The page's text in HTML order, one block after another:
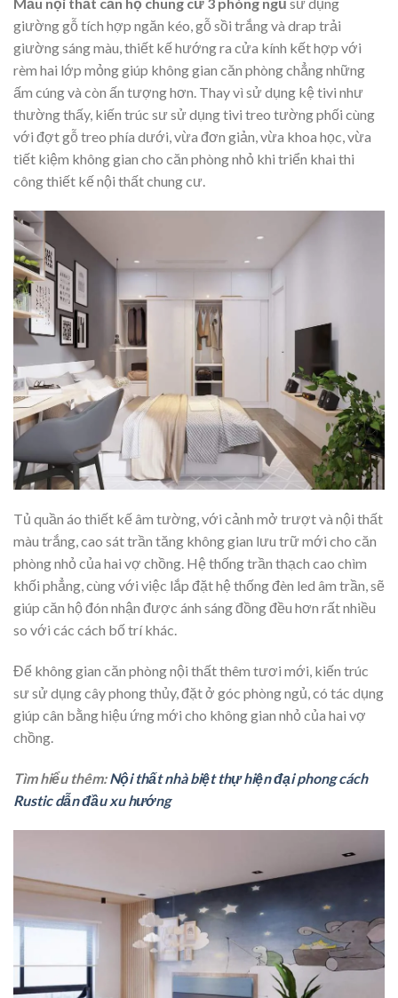
Mẫu nội thất căn hộ chung cư 3 phòng ngủ sử dụng
giường gỗ tích hợp ngăn kéo, gỗ sồi trắng và drap trải
giường sáng màu, thiết kế hướng ra cửa kính kết hợp với
rèm hai lớp mỏng giúp không gian căn phòng chẳng những
ấm cúng và còn ấn tượng hơn. Thay vì sử dụng kệ tivi như
thường thấy, kiến trúc sư sử dụng tivi treo tường phối cùng
với đợt gỗ treo phía dưới, vừa đơn giản, vừa khoa học, vừa
tiết kiệm không gian cho căn phòng nhỏ khi triển khai thi
công thiết kế nội thất chung cư.
Tủ quần áo thiết kế âm tường, với cảnh mở trượt và nội thất
màu trắng, cao sát trần tăng không gian lưu trữ mới cho căn
phòng nhỏ của hai vợ chồng. Hệ thống trần thạch cao chìm
khối phẳng, cùng với việc lắp đặt hệ thống đèn led âm trần, sẽ
giúp căn hộ đón nhận được ánh sáng đồng đều hơn rất nhiều
so với các cách bố trí khác.
Để không gian căn phòng nội thất thêm tươi mới, kiến trúc
sư sử dụng cây phong thủy, đặt ở góc phòng ngủ, có tác dụng
giúp cân bằng hiệu ứng mới cho không gian nhỏ của hai vợ
chồng.
Tìm hiểu thêm:Nội thất nhà biệt thự hiện đại phong cách
Rustic dẫn đầu xu hướng